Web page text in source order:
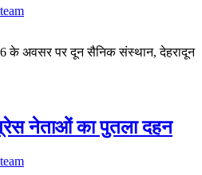
के अवसर पर दून सैनिक संस्थान, देहरादून
नेताओं का पुतला दहन